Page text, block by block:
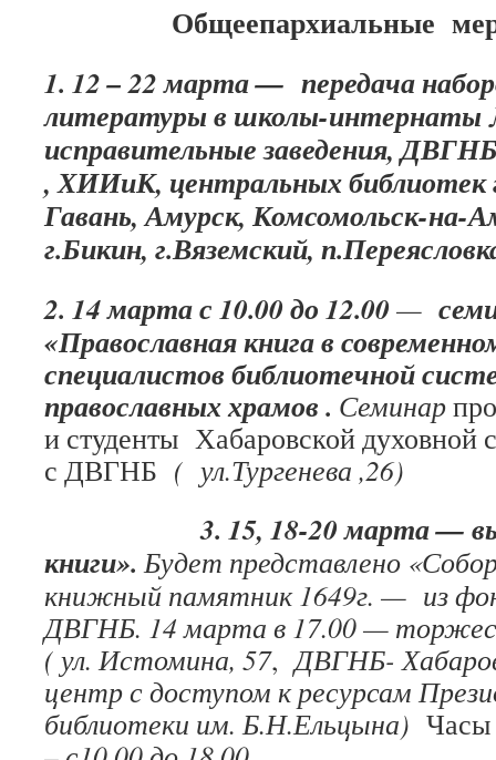
Общеепархиальные
1. 12 – 22 марта — передача
литературы в школы-
исправительные заведения,
, ХИИиК, центральных библиотек
Гавань, Амурск, Комсомольск-на-
г.Бикин, г.Вяземский,
2. 14 марта с 10.00 до 12.00 —
«Православная книга в
специалистов библиотечной
православных храмов . Семинар
и студенты Хабаровской духовной
с ДВГНБ ( ул.Тургенева ,26)
3. 15, 18-20 марта —
книги».Будет представлено
книжный памятник 1649г. — из
ДВГНБ. 14 марта в 17.00 —
( ул. Истомина, 57,ДВГНБ-
центр с доступом к ресурсам
библиотеки им. Б.Н.Ельцына) Часы